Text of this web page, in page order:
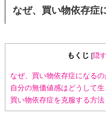
なぜ、買い物依存症
もくじ [隠す
なぜ、買い物依存症になるの
自分の無価値感はどうして生
買い物依存症を克服する方法